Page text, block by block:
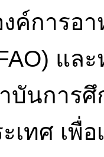
ค์การอา
แล
บันการ
เทศ เพื่